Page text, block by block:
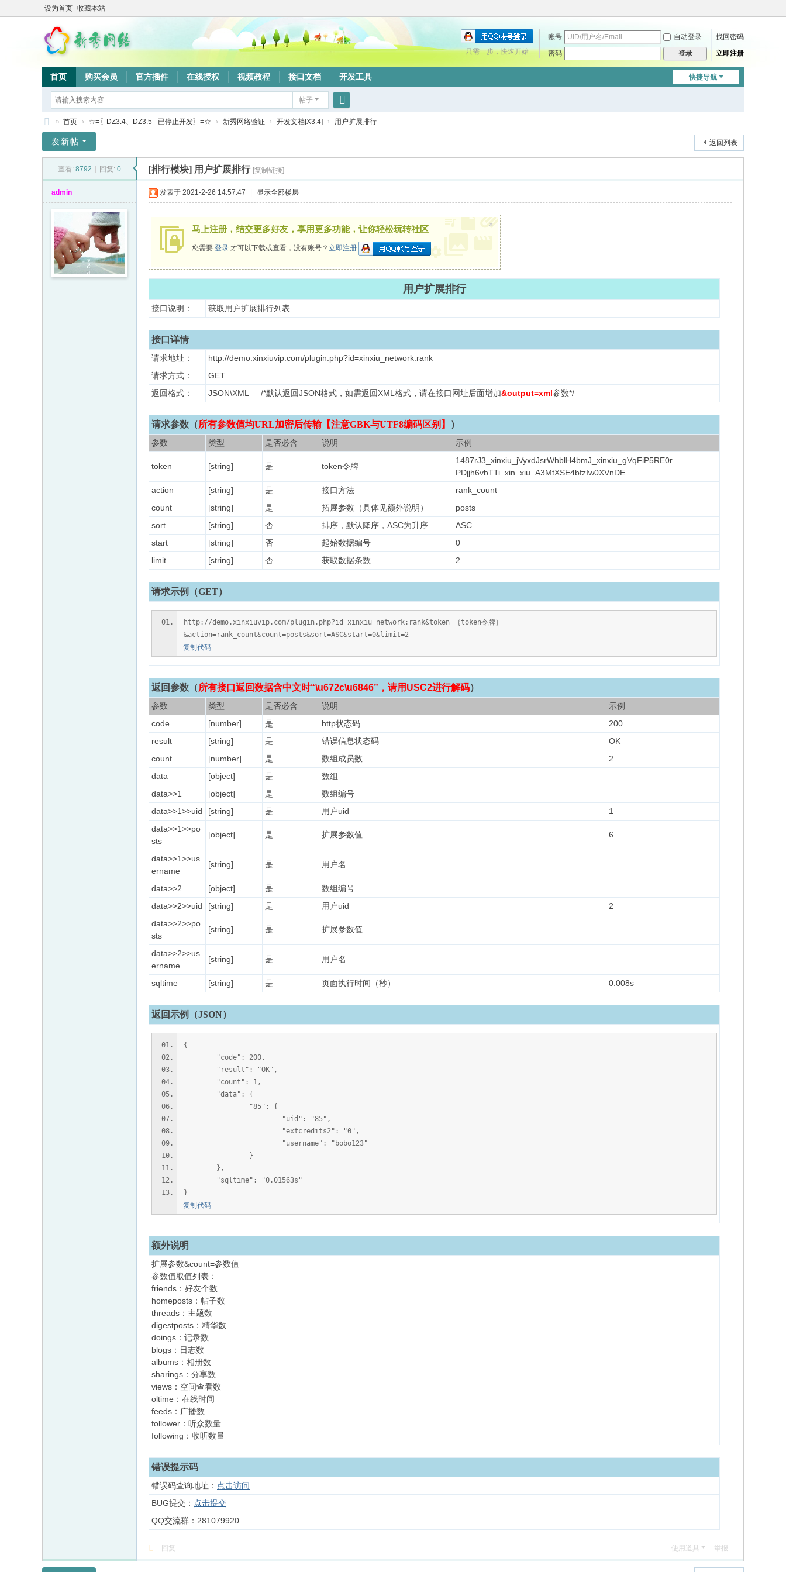
设为首页 收藏本站
账号 自动登录
找回密码
密码
登录 立即注册
只需一步，快速开始
快捷导航
首页 购买会员 官方插件 在线授权 视频教程 接口文档 开发工具
帖子
搜
秀
» 首页 › ☆=〖DZ3.4、DZ3.5 - 已停止开发〗=☆ › 新秀网络验证 › 开发文档[X3.4] › 用户扩展排行
返回列表
发新帖
查看: 8792 回复: 0 [排行模块] 用户扩展排行 [复制链接]
admin 发表于 2021-2-26 14:57:47 显示全部楼层
马上注册，结交更多好友，享用更多功能，让你轻松玩转社区
您需要 登录 才可以下载或查看，没有账号？ 立即注册
×
用户扩展排行
接口说明： 获取用户扩展排行列表
接口详情
请求地址：
http://demo.xinxiuvip.com/plugin.php?id=xinxiu_network:rank
请求方式：
GET
返回格式：
JSON\XML /*默认返回JSON格式，如需返回XML格式，请在接口网址后面增加&output=xml参数*/
请求参数（所有参数值均URL加密后传输【注意GBK与UTF8编码区别】 ）
参数 类型 是否必含 说明 示例
token [string] 是 token令牌
1487rJ3_xinxiu_jVyxdJsrWhblH4bmJ_xinxiu_gVqFiP5RE0r
PDjjh6vbTTi_xin_xiu_A3MtXSE4bfzIw0XVnDE
action
[string] 是 接口方法
rank_count
count
[string] 是 拓展参数（具体见额外说明）
posts
sort
[string] 否 排序，默认降序，ASC为升序
ASC
start
[string] 否 起始数据编号
0
limit
[string] 否 获取数据条数 2
请求示例（GET）
http://demo.xinxiuvip.com/plugin.php?id=xinxiu_network:rank&token=｛token令牌｝
&action=rank_count&count=posts&sort=ASC&start=0&limit=2
复制代码
返回参数 （所有接口返回数据含中文时“\u672c\u6846”，请用USC2进行解码）
参数 类型 是否必含 说明
示例
code
[number] 是 http状态码
200
result
[string] 是 错误信息状态码
OK
count
[number] 是 数组成员数
2
data
[object] 是
数组
data>>1
[object] 是
数组编号
data>>1>>uid
[string] 是 用户uid
1
data>>1>>po
sts
[object] 是 扩展参数值 6
data>>1>>us
ername
[string] 是 用户名
data>>2 [object] 是
数组编号
data>>2>>uid
[string] 是 用户uid
2
data>>2>>po
sts
[string] 是 扩展参数值
data>>2>>us
ername
[string] 是 用户名
sqltime [string] 是 页面执行时间（秒） 0.008s
返回示例（JSON）
{
"code": 200,
"result": "OK",
"count": 1,
"data": {
"85": {
"uid": "85",
"extcredits2": "0",
"username": "bobo123"
}
},
"sqltime": "0.01563s"
}
复制代码
额外说明
扩展参数&count=参数值
参数值取值列表：
friends：好友个数
homeposts：帖子数
threads：主题数
digestposts：精华数
doings：记录数
blogs：日志数
albums：相册数
sharings：分享数
views：空间查看数
oltime：在线时间
feeds：广播数
follower：听众数量
following：收听数量
错误提示码
错误码查询地址： 点击访问
BUG提交： 点击提交
QQ交流群：281079920
回复 使用道具 举报